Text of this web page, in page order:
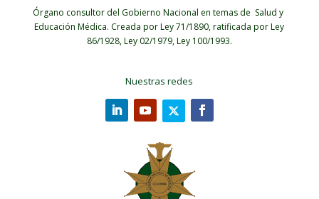
Órgano consultor del Gobierno Nacional en temas de Salud y
Educación Médica. Creada por Ley 71/1890, ratificada por Ley
86/1928, Ley 02/1979, Ley 100/1993.
Nuestras redes